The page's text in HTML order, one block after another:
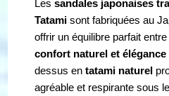
Lessandales japonaises
Tatami sont fabriquées au
offrir un équilibre parfait
confort naturel et
dessus entatami naturel
agréable et respirante sous